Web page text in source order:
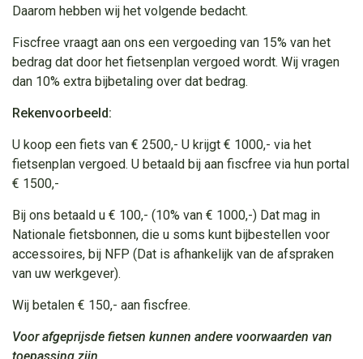
Daarom hebben wij het volgende bedacht.
Fiscfree vraagt aan ons een vergoeding van 15% van het
bedrag dat door het fietsenplan vergoed wordt. Wij vragen
dan 10% extra bijbetaling over dat bedrag.
Rekenvoorbeeld:
U koop een fiets van € 2500,- U krijgt € 1000,- via het
fietsenplan vergoed. U betaald bij aan fiscfree via hun portal
€ 1500,-
Bij ons betaald u € 100,- (10% van € 1000,-) Dat mag in
Nationale fietsbonnen, die u soms kunt bijbestellen voor
accessoires, bij NFP (Dat is afhankelijk van de afspraken
van uw werkgever).
Wij betalen € 150,- aan fiscfree.
Voor afgeprijsde fietsen kunnen andere voorwaarden van